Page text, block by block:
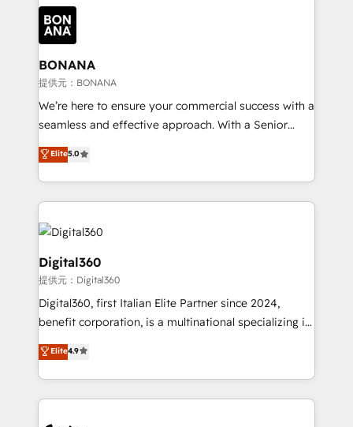
Packages: Choose ongoing support or project-based
solutions. We offer service packages designed to fit
each cog in your growth machine is well-oiled and
functioning optimally. With our expertise in leading
platforms like Salesforce and HubSpot, we bring a
wealth of knowledge and experience to the table.
Our strategies are tailored to your business's unique
needs, ensuring a personalized approach that aligns
with your growth objectives.
BONANA
提供元：BONANA
We’re here to ensure your commercial success with a
seamless and effective approach. With a Senior
team that has 10+ years of experience in HubSpot,
we have a deep understanding of SaaS, Business
Services and E-commerce together with Retail. We
streamline and enhance your Sales, Marketing &
Service efforts, providing insights in your
commercial operations. We're good at RevOps,
automating and optimizing your marketing, sales &
service operations with AI, designing and building
your website, and we drive growth through Account-
Based Marketing, SEO, SEA and many other tactics.
No worries, we will advise you in which to deploy
and help you to get the best measurable ROI. This
Elite5.0
Digital360
提供元：Digital360
Digital360, first Italian Elite Partner since 2024,
benefit corporation, is a multinational specializing in
strategic consulting, technological solutions,
marketing, and communication services, aimed at
enhancing business operations and brand
reputation. It collaborates with organizations and
Elite4.9